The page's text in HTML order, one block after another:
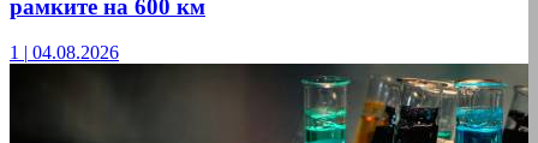
рамките на 600 км
1 | 04.08.2026